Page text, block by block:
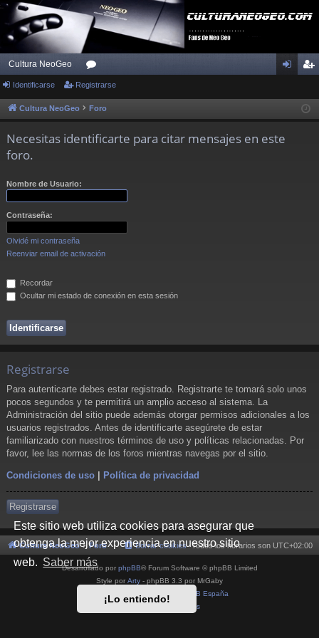
Este sitio web utiliza cookies para asegurar que
obtenga la mejor experiencia en nuestro sitio
web. Saber más
¡Lo entiendo!
Cultura NeoGeo
or
os ist
Identificarse Registrarse
Cultura NeoGeo Foro
Necesitas identificarte para citar mensajes en este
foro.
Nombre de Usuario:
Contraseña:
Olvidé mi contraseña
Reenviar email de activación
Recordar
Ocultar mi estado de conexión en esta sesión
Registrarse
Para autenticarte debes estar registrado. Registrarte te tomará solo unos
pocos segundos y te permitirá un amplio acceso al sistema. La
Administración del sitio puede además otorgar permisos adicionales a los
usuarios registrados. Antes de identificarte asegúrete de estar
familiarizado con nuestros términos de uso y políticas relacionadas. Por
favor, lee las normas de los foros mientras navegas por el sitio.
Condiciones de uso Política de privacidad
Registrarse
Cultura NeoGeo Foro Todos los horarios son UTC+02:00
Borrar cookies
Desarrollado por phpBB® Forum Software © phpBB Limited
Style por Arty - phpBB 3.3 por MrGaby
phpBB España
Condiciones